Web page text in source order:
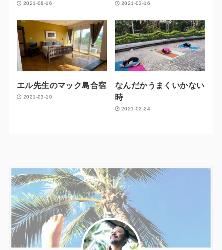
2021-08-16 2021-03-16
エル先生のマック島合宿
2021-03-10
なんだかうまくいかない
時
2021-02-24